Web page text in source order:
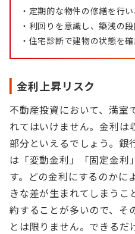
・定期的な物件の修繕を行
・利回りを意識し、築浅の
・住宅診断で建物の状態を
金利上昇リスク
不動産投資において、満室
れてはいけません。金利は
部分といえるでしょう。銀
は「変動金利」「固定金利
す。どの金利にするのかに
きな差が生まれてしまうこ
約することが多いので、そ
とは限りません。できるだ